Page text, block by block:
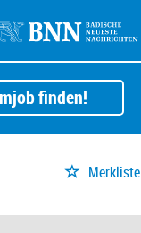
finden!
Merkliste